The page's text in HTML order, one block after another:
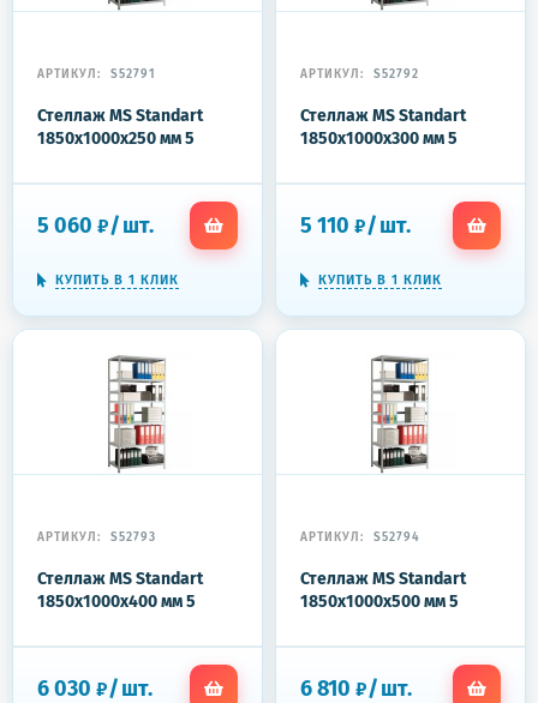
АРТИКУЛ: S52791
Стеллаж MS Standart
1850x1000x250 мм 5
5 060 ₽/шт.
КУПИТЬ В 1 КЛИК
АРТИКУЛ: S52792
Стеллаж MS Standart
1850x1000x300 мм 5
5 110 ₽/шт.
КУПИТЬ В 1 КЛИК
АРТИКУЛ: S52793
Стеллаж MS Standart
1850x1000x400 мм 5
6 030 ₽/шт.
АРТИКУЛ: S52794
Стеллаж MS Standart
1850x1000x500 мм 5
6 810 ₽/шт.